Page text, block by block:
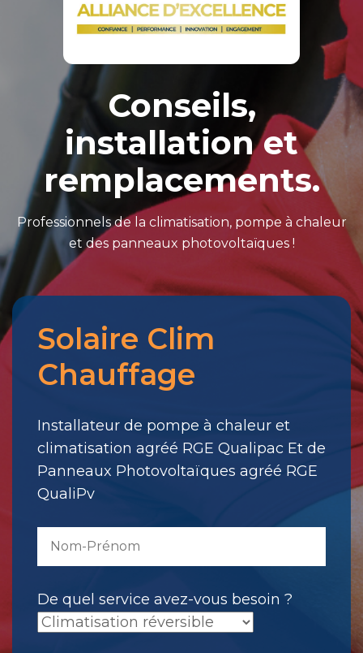
Conseils,
installation et
remplacements.
Professionnels de la climatisation, pompe à chaleur
et des panneaux photovoltaïques !
Merci
pour
votre
Il
a
été
envoyé.
Solaire Clim
Chauffage
Installateur de pompe à chaleur et
climatisation agréé RGE Qualipac Et de
Panneaux Photovoltaïques agréé RGE
QualiPv
De quel service avez-vous besoin ?